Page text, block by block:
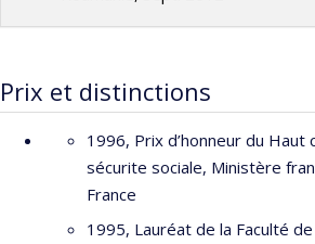
Prix et distinctions
1996, Prix d’honneur du Haut
sécurite sociale, Ministère
France
1995, Lauréat de la Faculté